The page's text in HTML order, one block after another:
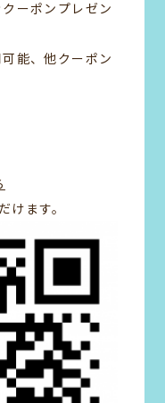
ーポンプレゼン
能、他クーポン
けます。